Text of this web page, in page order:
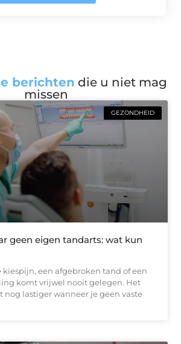
berichten die u niet mag
missen
GEZONDHEID
geen eigen tandarts: wat kun
kiespijn, een afgebroken tand of een
komt vrijwel nooit gelegen. Het
nog lastiger wanneer je geen vaste